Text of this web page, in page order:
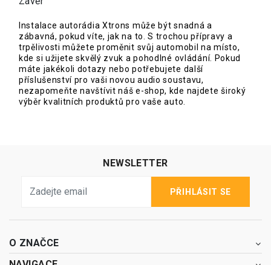
Instalace autorádia Xtrons může být snadná a
zábavná, pokud víte, jak na to. S trochou přípravy a
trpělivosti můžete proměnit svůj automobil na místo,
kde si užijete skvělý zvuk a pohodlné ovládání. Pokud
máte jakékoli dotazy nebo potřebujete další
příslušenství pro vaši novou audio soustavu,
nezapomeňte navštívit náš e-shop, kde najdete široký
výběr kvalitních produktů pro vaše auto.
NEWSLETTER
PŘIHLÁSIT SE
O ZNAČCE